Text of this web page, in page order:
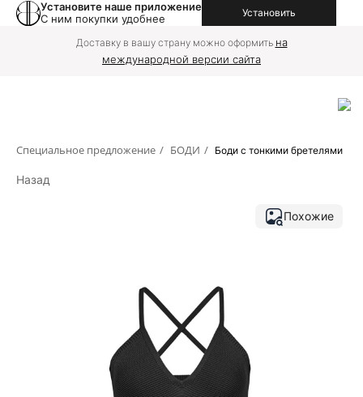
Установите наше приложение
С ним покупки удобнее
Установить
Доставку в вашу страну можно оформить на
международной версии сайта
Специальное предложение / БОДИ / Боди с тонкими бретелями
Назад
Похожие